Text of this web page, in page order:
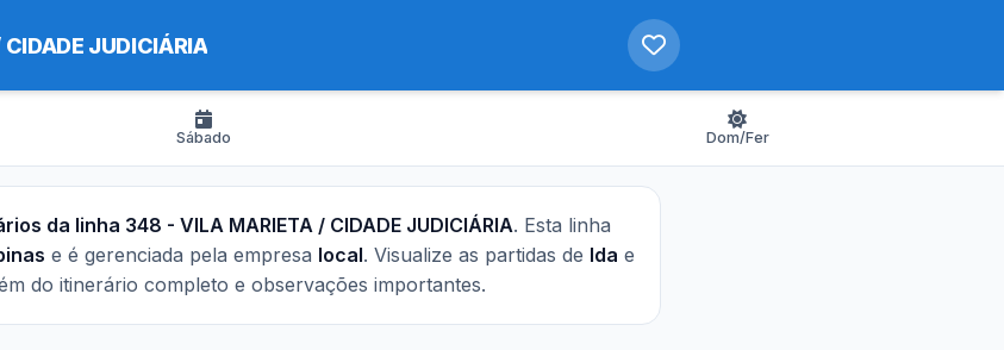
JUDICIÁRIA
Sábado Dom/Fer
da linha 348 - VILA MARIETA / CIDADE JUDICIÁRIA. Esta linha
e é gerenciada pela empresa local. Visualize as partidas de Ida e
do itinerário completo e observações importantes.